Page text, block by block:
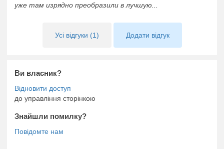
уже там изрядно преобразили в лучшую...
Усі відгуки (1) Додати відгук
Ви власник?
до управління сторінкою
Знайшли помилку?